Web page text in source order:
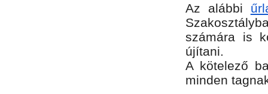
Az alábbi
számára is
újítani.
​A kötelező
minden